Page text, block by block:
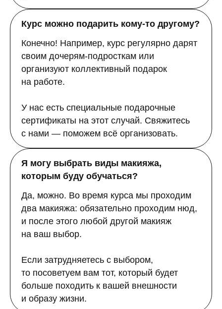
Курс можно подарить кому-то другому?
Конечно! Например, курс регулярно дарят
своим дочерям-подросткам или
организуют коллективный подарок
на работе.
У нас есть специальные подарочные
сертификаты на этот случай. Свяжитесь
с нами — поможем всё организовать.
Я могу выбрать виды макияжа,
которым буду обучаться?
Да, можно. Во время курса мы проходим
два макияжа: обязательно проходим нюд,
и после этого любой другой макияж
на ваш выбор.
Если затрудняетесь с выбором,
то посоветуем вам тот, который будет
больше походить к вашей внешности
и образу жизни.